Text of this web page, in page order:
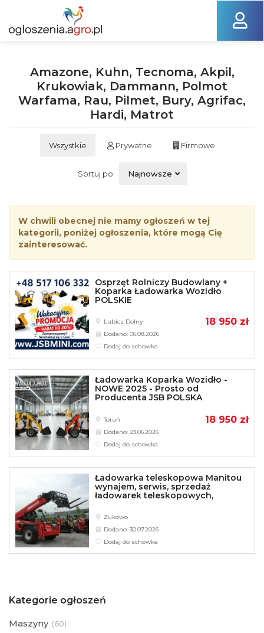
Amazone, Kuhn, Tecnoma, Akpil,
Krukowiak, Dammann, Polmot
Warfama, Rau, Pilmet, Bury, Agrifac,
Hardi, Matrot
Wszystkie Prywatne Firmowe
Sortuj po: Najnowsze
W chwili obecnej nie mamy ogłoszeń w tej
kategorii, poniżej ogłoszenia, które mogą Cię
zainteresować.
Osprzęt Rolniczy Budowlany +
Koparka Ładowarka Wozidło
POLSKIE
18 950 zł
Lubicz Dolny
Dodano: 06.08.2026
Dodaj do schowka
Ładowarka Koparka Wozidło -
NOWE 2025 - Prosto od
Producenta JSB POLSKA
18 950 zł
Toruń
Dodano: 23.06.2026
Dodaj do schowka
Ładowarka teleskopowa Manitou
wynajem, serwis, sprzedaż
ładowarek teleskopowych,
Żukowo
Dodano: 30.07.2026
Dodaj do schowka
Kategorie ogłoszeń
Maszyny (60)